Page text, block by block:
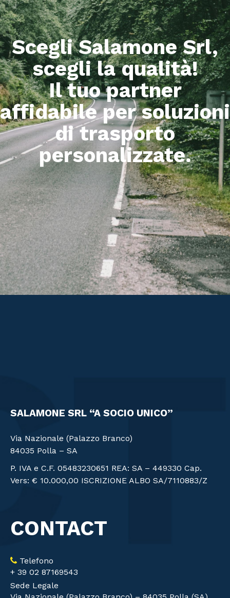
Scegli Salamone Srl,
scegli la qualità!
Il tuo partner
affidabile per soluzioni
di trasporto
personalizzate.
SALAMONE SRL “A SOCIO UNICO”
Via Nazionale (Palazzo Branco)
84035 Polla – SA
P. IVA e C.F. 05483230651 REA: SA – 449330 Cap.
Vers: € 10.000,00 ISCRIZIONE ALBO SA/7110883/Z
CONTACT
Telefono
+ 39 02 87169543
Sede Legale